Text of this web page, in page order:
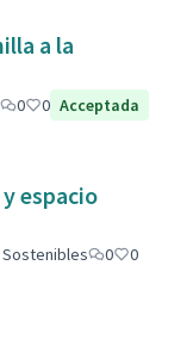
a la
0 0 Acceptada
espacio
0
0